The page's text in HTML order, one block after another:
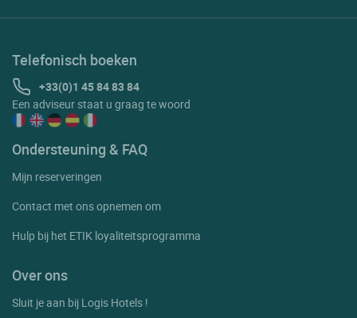
Telefonisch boeken
+33(0)1 45 84 83 84
Een adviseur staat u graag te woord
Ondersteuning & FAQ
Mijn reserveringen
Contact met ons opnemen om
Hulp bij het ETIK loyaliteitsprogramma
Over ons
Sluit je aan bij Logis Hotels !